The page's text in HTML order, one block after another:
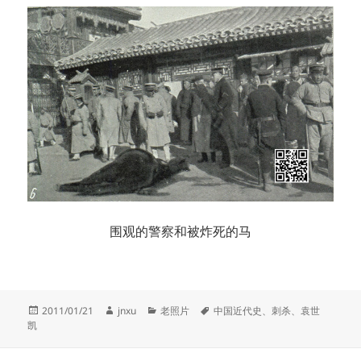
围观的警察和被炸死的马
发
2011/01/21
作
jnxu
分
老照片
标
中国近代史、 刺杀、袁世
凯